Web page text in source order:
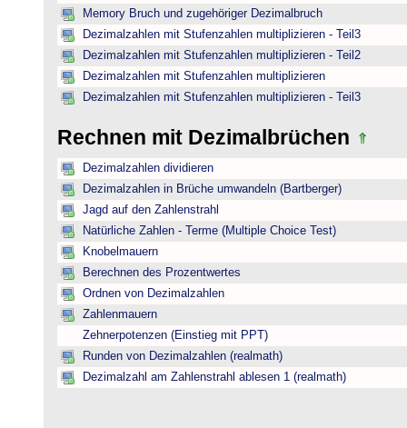
Memory Bruch und zugehöriger Dezimalbruch
Dezimalzahlen mit Stufenzahlen multiplizieren - Teil3
Dezimalzahlen mit Stufenzahlen multiplizieren - Teil2
Dezimalzahlen mit Stufenzahlen multiplizieren
Dezimalzahlen mit Stufenzahlen multiplizieren - Teil3
Rechnen mit Dezimalbrüchen
Dezimalzahlen dividieren
Dezimalzahlen in Brüche umwandeln (Bartberger)
Jagd auf den Zahlenstrahl
Natürliche Zahlen - Terme (Multiple Choice Test)
Knobelmauern
Berechnen des Prozentwertes
Ordnen von Dezimalzahlen
Zahlenmauern
Zehnerpotenzen (Einstieg mit PPT)
Runden von Dezimalzahlen (realmath)
Dezimalzahl am Zahlenstrahl ablesen 1 (realmath)